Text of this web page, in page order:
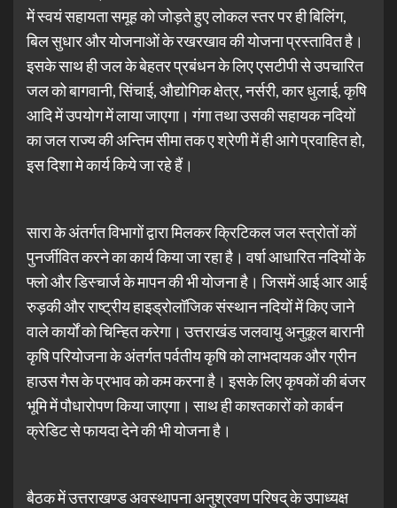
में स्वयं सहायता समूह को जोड़ते हुए लोकल स्तर पर ही बिलिंग,
बिल सुधार और योजनाओं के रखरखाव की योजना प्रस्तावित है।
इसके साथ ही जल के बेहतर प्रबंधन के लिए एसटीपी से उपचारित
जल को बागवानी, सिंचाई, औद्योगिक क्षेत्र, नर्सरी, कार धुलाई, कृषि
आदि में उपयोग में लाया जाएगा। गंगा तथा उसकी सहायक नदियों
का जल राज्य की अन्तिम सीमा तक ए श्रेणी में ही आगे प्रवाहित हो,
इस दिशा मे कार्य किये जा रहे हैं।
सारा के अंतर्गत विभागों द्वारा मिलकर क्रिटिकल जल स्त्रोतों कों
पुनर्जीवित करने का कार्य किया जा रहा है। वर्षा आधारित नदियों के
फ्लो और डिस्चार्ज के मापन की भी योजना है। जिसमें आई आर आई
रुड़की और राष्ट्रीय हाइड्रोलॉजिक संस्थान नदियों में किए जाने
वाले कार्यों को चिन्हित करेगा। उत्तराखंड जलवायु अनुकूल बारानी
कृषि परियोजना के अंतर्गत पर्वतीय कृषि को लाभदायक और ग्रीन
हाउस गैस के प्रभाव को कम करना है। इसके लिए कृषकों की बंजर
भूमि में पौधारोपण किया जाएगा। साथ ही काश्तकारों को कार्बन
क्रेडिट से फायदा देने की भी योजना है।
बैठक में उत्तराखण्ड अवस्थापना अनुश्रवण परिषद् के उपाध्यक्ष